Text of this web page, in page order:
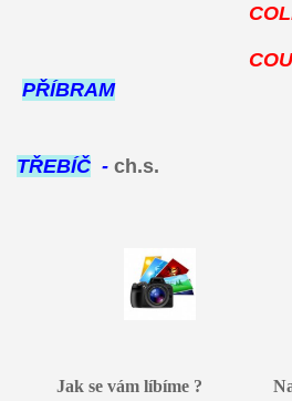
PŘÍBRAM
TŘEBÍČ- ch.s.
Jak se vám líbíme ? Naše